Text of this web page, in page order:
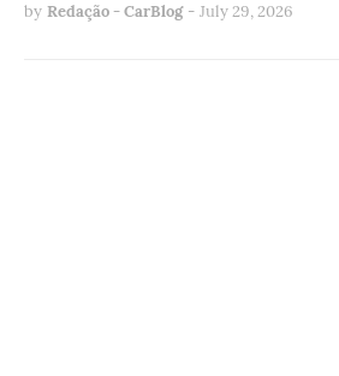
by Redação - CarBlog - July 29, 2026